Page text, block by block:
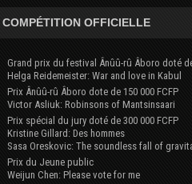
COMPÉTITION OFFICIELLE
Grand prix du festival Ânûû-rû Âboro doté
Helga Reidemeister: War and love in Kabul
Prix Ânûû-rû Âboro dote de 150 000 FCFP
Victor Asliuk: Robinsons of Mantsinsaari
Prix spécial du jury doté de 300 000 FCFP
Kristine Gillard: Des hommes
Sasa Oreskovic: The soundless fall of
Prix du Jeune public
Weijun Chen: Please vote for me